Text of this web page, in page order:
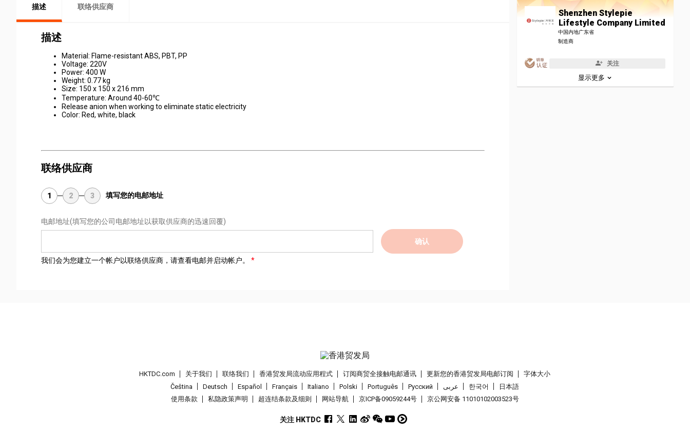
描述 联络供应商
描述
Material: Flame-resistant ABS, PBT, PP
Voltage: 220V
Power: 400 W
Weight: 0.77 kg
Size: 150 x 150 x 216 mm
Temperature: Around 40-60℃
Release anion when working to eliminate static electricity
Color: Red, white, black
联络供应商
1 2 3 填写您的电邮地址
电邮地址(填写您的公司电邮地址以获取供应商的迅速回覆)
确认
我们会为您建立一个帐户以联络供应商，请查看电邮并启动帐户。
Shenzhen Stylepie
Lifestyle Company Limited
中国内地广东省
制造商
关注
显示更多
HKTDC.com 关于我们 联络我们 香港贸发局流动应用程式 订阅商贸全接触电邮通讯 更新您的香港贸发局电邮订阅
字体大小
Čeština
Deutsch Español Français Italiano Polski Português Pусский عربى 한국어
日本語
使用条款
私隐政策声明 超连结条款及细则 网站导航 京ICP备09059244号 京公网安备 11010102003523号
关注 HKTDC